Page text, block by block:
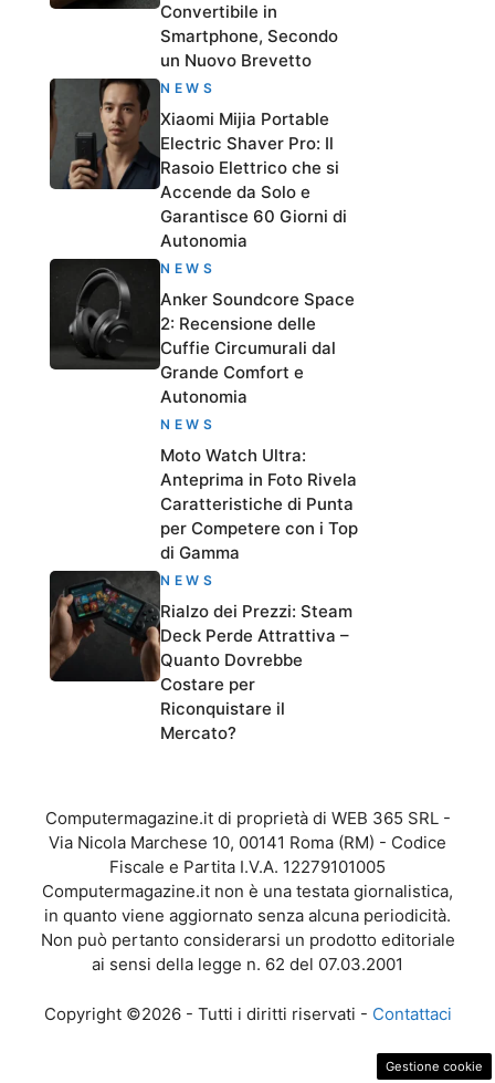
Convertibile in
Smartphone, Secondo
un Nuovo Brevetto
NEWS
Xiaomi Mijia Portable
Electric Shaver Pro: Il
Rasoio Elettrico che si
Accende da Solo e
Garantisce 60 Giorni di
Autonomia
NEWS
Anker Soundcore Space
2: Recensione delle
Cuffie Circumurali dal
Grande Comfort e
Autonomia
NEWS
Moto Watch Ultra:
Anteprima in Foto Rivela
Caratteristiche di Punta
per Competere con i Top
di Gamma
NEWS
Rialzo dei Prezzi: Steam
Deck Perde Attrattiva –
Quanto Dovrebbe
Costare per
Riconquistare il
Mercato?
Computermagazine.it di proprietà di WEB 365 SRL -
Via Nicola Marchese 10, 00141 Roma (RM) - Codice
Fiscale e Partita I.V.A. 12279101005
Computermagazine.it non è una testata giornalistica,
in quanto viene aggiornato senza alcuna periodicità.
Non può pertanto considerarsi un prodotto editoriale
ai sensi della legge n. 62 del 07.03.2001
Copyright ©2026 - Tutti i diritti riservati - Contattaci
Gestione cookie